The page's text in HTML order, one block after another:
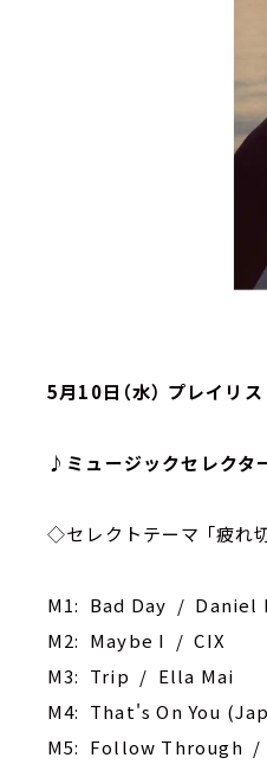
5月10日（水） プレイリス
♪ミュージックセレクタ
◇セレクトテーマ 「疲れ
M1: Bad Day / Daniel
M2: Maybe I / CIX
M3: Trip / Ella Mai
M4: That's On You
M5: Follow Through /